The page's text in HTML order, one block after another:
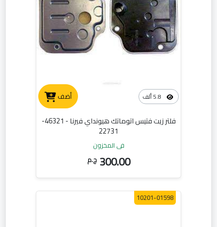
أضف
فلتر زيت فتيس اتوماتك هيونداي فيرنا - 46321-
22731
في المخزون
300.00 ج.م
10201-01598